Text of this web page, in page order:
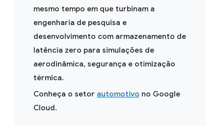
mesmo tempo em que turbinam a
engenharia de pesquisa e
desenvolvimento com armazenamento de
latência zero para simulações de
aerodinâmica, segurança e otimização
térmica.
Conheça o setor automotivo no Google
Cloud.